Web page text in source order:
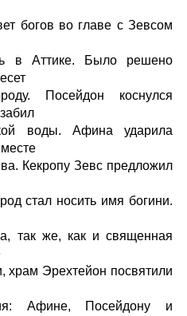
богов во главе с Зевсом
в Аттике. Было решено
Посейдон коснулся
воды. Афина ударила
Кекропу Зевс предложил
стал носить имя богини.
так же, как и священная
храм Эрехтейон посвятили
Афине, Посейдону и